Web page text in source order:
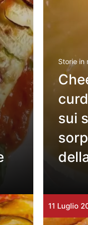
Storie in
sui
11 Luglio